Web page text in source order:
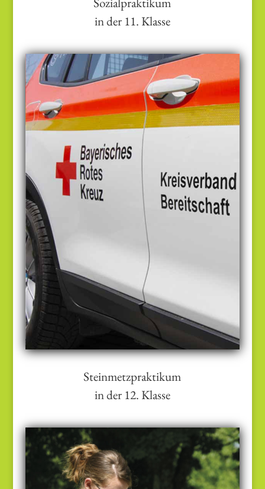
in der 11. Klasse
Die Mitarbeit, z. B. in einer sozialen
Einrichtung wie einer Schule für
behinderte Menschen oder in einem
Altenheim, konfrontiert unmittelbar
mit Nöten in unserer Gesellschaft.
Sozialpraktikum
Steinmetzpraktikum
in der 12. Klasse